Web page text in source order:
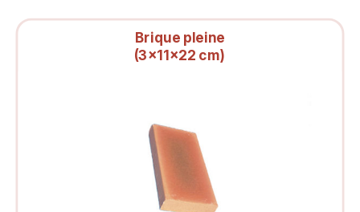
Brique pleine
(3x11x22 cm)